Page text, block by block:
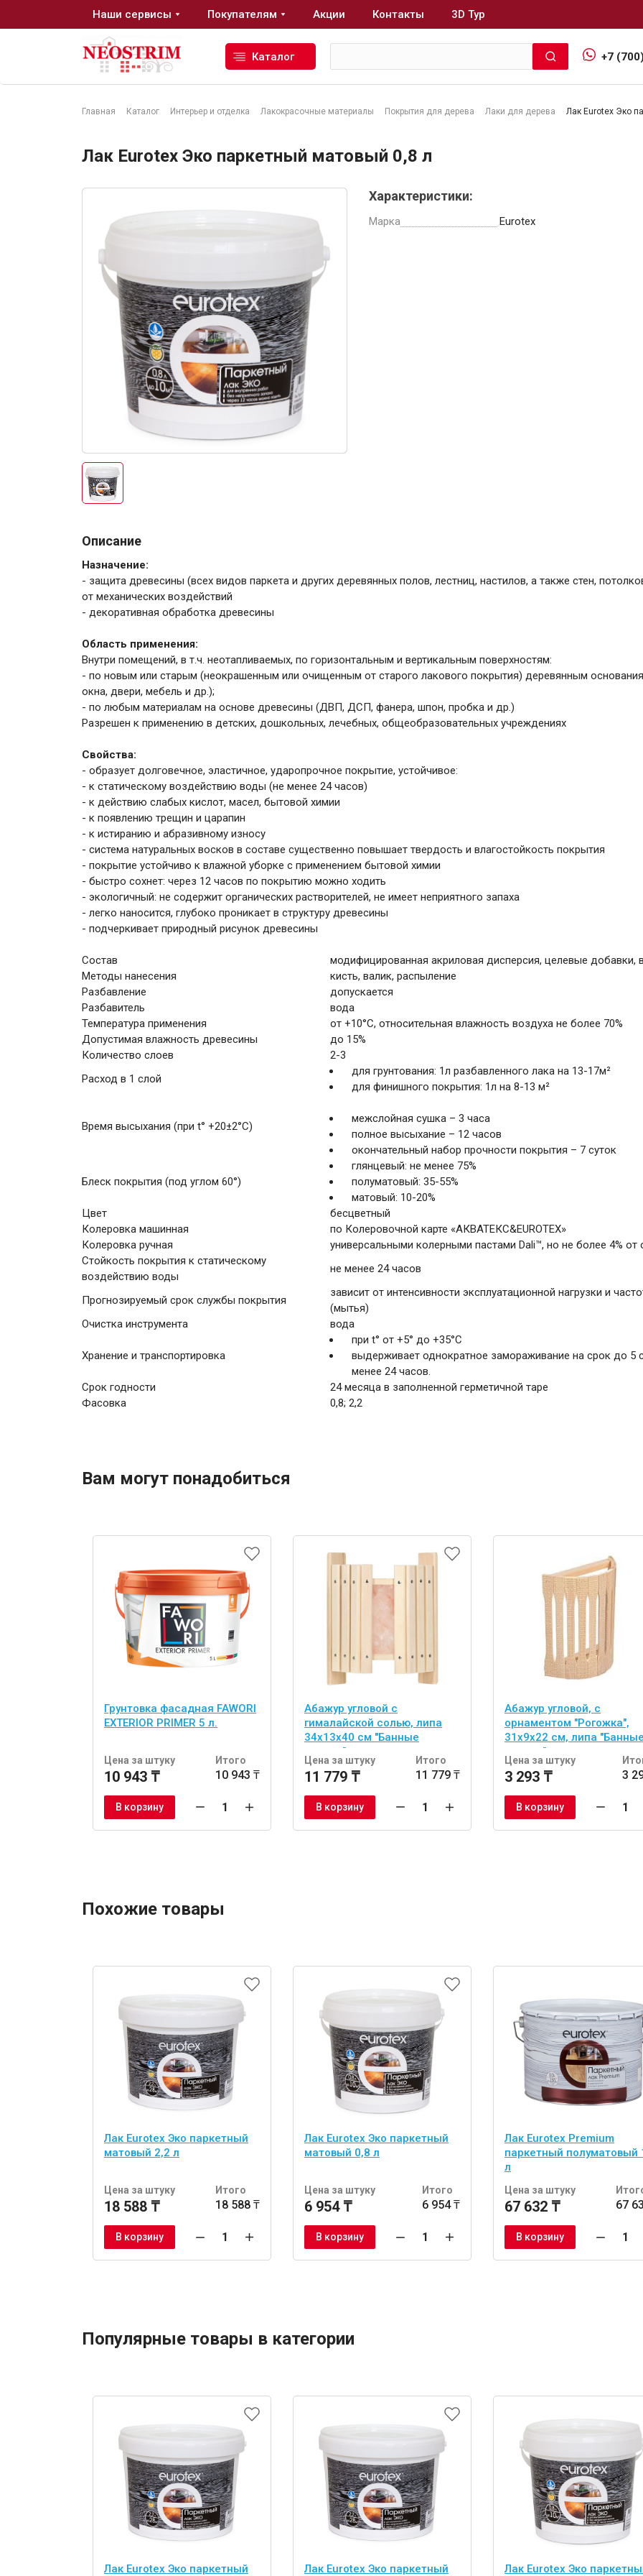
Главная Каталог Интерьер и отделка Лакокрасочные материалы Покрытия для дерева Лаки для дерева Лак Eurotex Эко
Лак Eurotex Эко паркетный матовый 0,8 л
Характеристики:
Марка Eurotex
Описание
Назначение:
- защита древесины (всех видов паркета и других деревянных полов, лестниц, настилов, а также стен,
от механических воздействий
- декоративная обработка древесины
Область применения:
Внутри помещений, в т.ч. неотапливаемых, по горизонтальным и вертикальным поверхностям:
- по новым или старым (неокрашенным или очищенным от старого лакового покрытия) деревянным
окна, двери, мебель и др.);
- по любым материалам на основе древесины (ДВП, ДСП, фанера, шпон, пробка и др.)
Разрешен к применению в детских, дошкольных, лечебных, общеобразовательных учреждениях
Свойства:
- образует долговечное, эластичное, ударопрочное покрытие, устойчивое:
- к статическому воздействию воды (не менее 24 часов)
- к действию слабых кислот, масел, бытовой химии
- к появлению трещин и царапин
- к истиранию и абразивному износу
- система натуральных восков в составе существенно повышает твердость и влагостойкость покрытия
- покрытие устойчиво к влажной уборке с применением бытовой химии
- быстро сохнет: через 12 часов по покрытию можно ходить
- экологичный: не содержит органических растворителей, не имеет неприятного запаха
- легко наносится, глубоко проникает в структуру древесины
- подчеркивает природный рисунок древесины
Состав
модифицированная акриловая дисперсия, целевые добавки,
Методы нанесения
кисть, валик, распыление
Разбавление
допускается
Разбавитель
вода
Температура применения
от +10°С, относительная влажность воздуха не более 70%
Допустимая влажность древесины
до 15%
Количество слоев
2-3
Расход в 1 слой
для грунтования: 1л разбавленного лака на 13-17м²
для финишного покрытия: 1л на 8-13 м²
Время высыхания (при t° +20±2°C)
межслойная сушка – 3 часа
полное высыхание – 12 часов
окончательный набор прочности покрытия – 7 суток
Блеск покрытия (под углом 60°)
глянцевый: не менее 75%
полуматовый: 35-55%
матовый: 10-20%
Цвет
бесцветный
Колеровка машинная
по Колеровочной карте «AКВАТЕКС&EUROTEX»
Колеровка ручная
универсальными колерными пастами Dali™, но не более 4% от
Стойкость покрытия к статическому
воздействию воды
не менее 24 часов
Прогнозируемый срок службы покрытия
зависит от интенсивности эксплуатационной нагрузки и
(мытья)
Очистка инструмента
вода
Хранение и транспортировка
при t° от +5° до +35°С
выдерживает однократное замораживание на срок до 5
менее 24 часов.
Срок годности
24 месяца в заполненной герметичной таре
Фасовка
0,8; 2,2
Вам могут понадобиться
Грунтовка фасадная FAWORI
EXTERIOR PRIMER 5 л.
Цена за штуку
10 943 ₸
Итого
10 943 ₸
В корзину
Абажур угловой с
гималайской солью, липа
34х13х40 см "Банные
штучки"
Цена за штуку
11 779 ₸
Итого
11 779 ₸
В корзину
Абажур угловой, с
орнаментом "Рогожка",
31х9х22 см, липа "Банные
штучки"
Цена за штуку
3 293 ₸ 3
В корзину
Похожие товары
Лак Eurotex Эко паркетный
матовый 2,2 л
Цена за штуку
18 588 ₸
Итого
18 588 ₸
В корзину
Лак Eurotex Эко паркетный
матовый 0,8 л
Цена за штуку
6 954 ₸
Итого
6 954 ₸
В корзину
Лак Eurotex Premium
паркетный полуматовый
л
Цена за штуку
67 632 ₸ 67
В корзину
Популярные товары в категории
Лак Eurotex Эко паркетный Лак Eurotex Эко паркетный Лак Eurotex Эко
Наши сервисы Покупателям Акции Контакты 3D Тур
Каталог +7
Изоляционные материалы
Кровельные материалы
Герметики
Клеи, жидкие гвозди
Электро-оборудование
Анкеры
Монтажные ленты
Канаты, шнуры
Товары для бани и сауны